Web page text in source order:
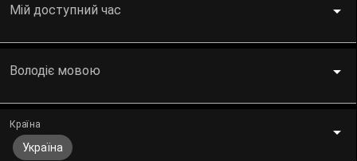
Мій доступний час
Володіє мовою
Країна
Україна